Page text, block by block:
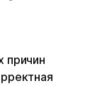
причин